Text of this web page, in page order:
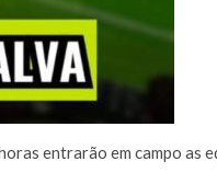
entrarão em campo as